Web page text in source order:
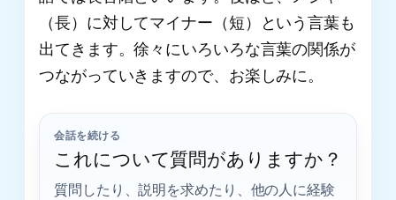
（長）に対してマイナー（短）という言葉も
出てきます。徐々にいろいろな言葉の関係が
つながっていきますので、お楽しみに。
会話を続ける
これについて質問がありますか？
質問したり、説明を求めたり、他の人に経験